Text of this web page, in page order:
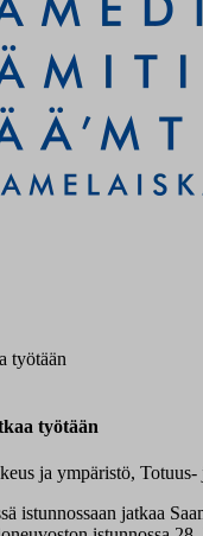
työtään
työtään
ja ympäristö, Totuus-
istunnossaan jatkaa